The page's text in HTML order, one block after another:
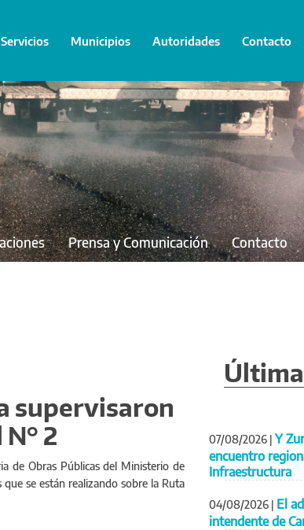
Servicios Municipios Autoridades Contacto
Prensa y Comunicación Contacto
supervisaron
2
de Obras Públicas del Ministerio de
se están realizando sobre la Ruta
07/08/2026 | Y
encuentro
Infraestructura
04/08/2026 | El
intendente de